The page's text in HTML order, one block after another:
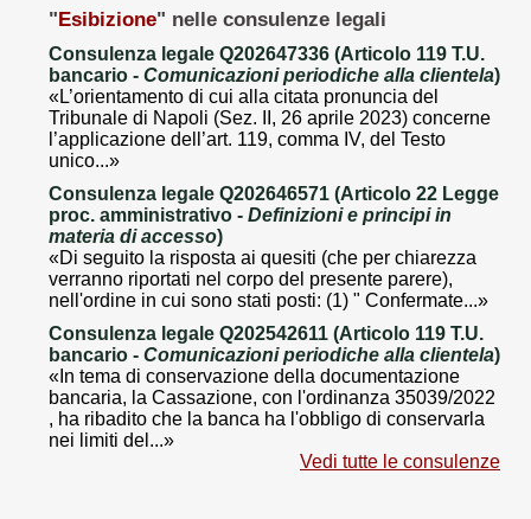
"Esibizione" nelle consulenze legali
Consulenza legale Q202647336 (Articolo 119 T.U.
bancario - Comunicazioni periodiche alla clientela)
«L’orientamento di cui alla citata pronuncia del
Tribunale di Napoli (Sez. II, 26 aprile 2023) concerne
l’applicazione dell’art. 119, comma IV, del Testo
unico...»
Consulenza legale Q202646571 (Articolo 22 Legge
proc. amministrativo - Definizioni e principi in
materia di accesso)
«Di seguito la risposta ai quesiti (che per chiarezza
verranno riportati nel corpo del presente parere),
nell'ordine in cui sono stati posti: (1) " Confermate...»
Consulenza legale Q202542611 (Articolo 119 T.U.
bancario - Comunicazioni periodiche alla clientela)
«In tema di conservazione della documentazione
bancaria, la Cassazione, con l'ordinanza 35039/2022
, ha ribadito che la banca ha l'obbligo di conservarla
nei limiti del...»
Vedi tutte le consulenze